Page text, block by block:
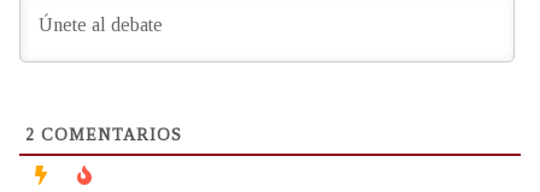
2 COMENTARIOS